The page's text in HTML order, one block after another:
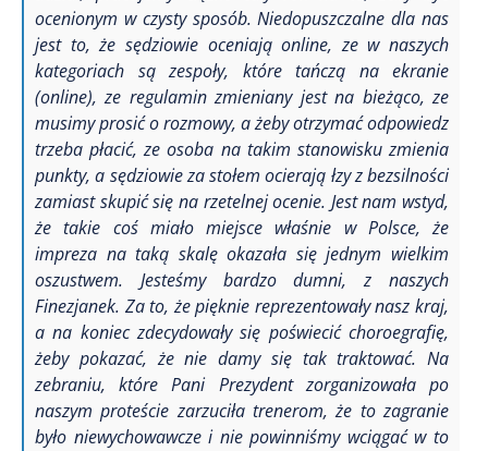
ocenionym w czysty sposób. Niedopuszczalne dla nas
jest to, że sędziowie oceniają online, ze w naszych
kategoriach są zespoły, które tańczą na ekranie
(online), ze regulamin zmieniany jest na bieżąco, ze
musimy prosić o rozmowy, a żeby otrzymać odpowiedz
trzeba płacić, ze osoba na takim stanowisku zmienia
punkty, a sędziowie za stołem ocierają łzy z bezsilności
zamiast skupić się na rzetelnej ocenie. Jest nam wstyd,
że takie coś miało miejsce właśnie w Polsce, że
impreza na taką skalę okazała się jednym wielkim
oszustwem.
Jesteśmy bardzo dumni, z naszych
Finezjanek. Za to, że pięknie reprezentowały nasz kraj,
a na koniec zdecydowały się poświecić choroegrafię,
żeby pokazać, że nie damy się tak traktować. Na
zebraniu, które Pani Prezydent zorganizowała po
naszym proteście zarzuciła trenerom, że to zagranie
było niewychowawcze i nie powinniśmy wciągać w to